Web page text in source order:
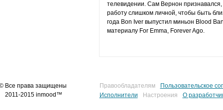
телевидении. Сам Вернон
работу слишком личной, чтобы быть
года Bon Iver выпустил миньон Blood
материалу For Emma, Forever Ago.
Все права защищены
2011-2015 inmood™
Правообладателям
Пользовательское
Исполнители
Настроения О